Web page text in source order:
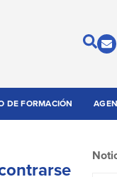
DE FORMACIÓN